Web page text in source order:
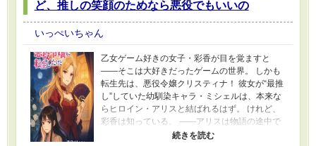
ど、推しの笑顔のためなら悪役でもいいの
いっぺいちゃん
乙女ゲーム好きの女子・彩香が目を覚ますと
――そこは大好きだったゲームの世界。 しかも
転生先は、悪役令嬢クリスティナ！ 彼女が“最推
し”していた幼馴染キャラ・ミシェルは、本来な
らヒロイン・アリスと結ばれるはず。 けれど、
彩香は知っている。 ――アリスは物語の途中で
病に倒れ、ミシェルは悲しみに沈む未来を。